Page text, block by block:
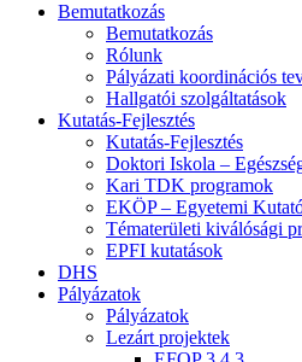
Bemutatkozás
Bemutatkozás
Rólunk
Pályázati koordinációs
Hallgatói szolgáltatások
Kutatás-Fejlesztés
Kutatás-Fejlesztés
Doktori Iskola –
Kari TDK programok
EKÖP – Egyetemi
Tématerületi kiválósági
EPFI kutatások
DHS
Pályázatok
Pályázatok
Lezárt projektek